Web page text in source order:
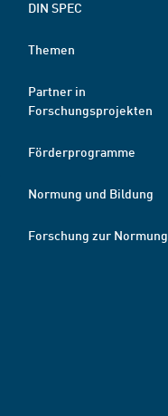
DIN SPEC
Themen
Partner in
Forschungsprojekten
Förderprogramme
Normung und Bildung
Forschung zur Normung